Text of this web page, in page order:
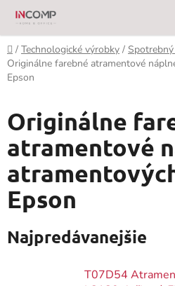
Prejsť
obsah
Domov
/ Technologické výrobky /
Originálne farebné atramentové
Epson
Originálne
atramentové
Epson
Najpredávanejšie
T07D54